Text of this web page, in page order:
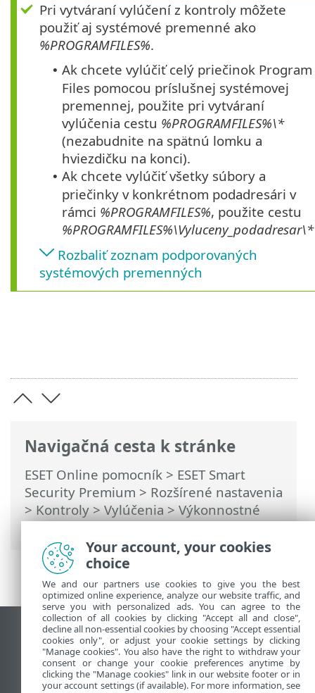
Navigačná cesta k stránke
ESET Online pomocník > ESET Smart
Security Premium > Rozšírené nastavenia
> Kontroly>Vylúčenia>Výkonnostné
vylúčenia> Formát vylúčenia cesty
Pri vytváraní vylúčení z kontroly môžete
použiť aj systémové premenné ako
%PROGRAMFILES%.
• Ak chcete vylúčiť celý priečinok Program
Files pomocou príslušnej systémovej
premennej, použite pri vytváraní
vylúčenia cestu %PROGRAMFILES%\*
(nezabudnite na spätnú lomku a
hviezdičku na konci).
• Ak chcete vylúčiť všetky súbory a
priečinky v konkrétnom podadresári v
rámci %PROGRAMFILES%, použite cestu
%PROGRAMFILES%\Vyluceny_podadresar\*
Rozbaliť zoznam podporovaných
systémových premenných
Zobraziť stránku ako na počítači
End of Life
Databáza znalostí ESET
ESET Fórum
Your account, your cookies
choice
We and our partners use cookies to give you the best
optimized online experience, analyze our website traffic, and
serve you with personalized ads. You can agree to the
collection of all cookies by clicking "Accept all and close",
decline all non-essential cookies by choosing "Accept essential
cookies only", or adjust your cookie settings by clicking
"Manage cookies". You also have the right to withdraw your
consent or change your cookie preferences anytime by
clicking the "Manage cookies" link in our website footer or in
your account settings (if available). For more information, see